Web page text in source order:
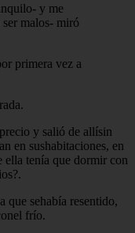
y me
malos- miró
primera vez a
y salió de allísin
en sushabitaciones, en
ella tenía que dormir con
que sehabía resentido,
frío.